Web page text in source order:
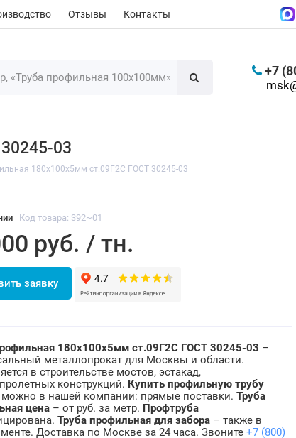
Отзывы Контакты
+7
03
180х100х5мм ст.09Г2С ГОСТ 30245-03
Код товара: 392~01
руб. / тн.
заявку
180х100х5мм ст.09Г2С ГОСТ 30245-03 –
металлопрокат для Москвы и области.
в строительстве мостов, эстакад,
конструкций. Купить профильную трубу
можно в нашей компании: прямые поставки.Труба
цена – от руб. за метр. Профтруба
Труба профильная для забора – также в
Доставка по Москве за 24 часа. Звоните+7 (800)